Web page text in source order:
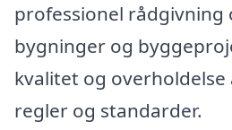
professionel rådgivning
bygninger og
kvalitet og
regler og standarder.